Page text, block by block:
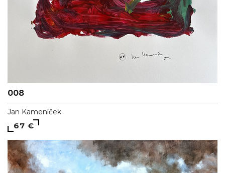
008
Jan Kameníček
67 €